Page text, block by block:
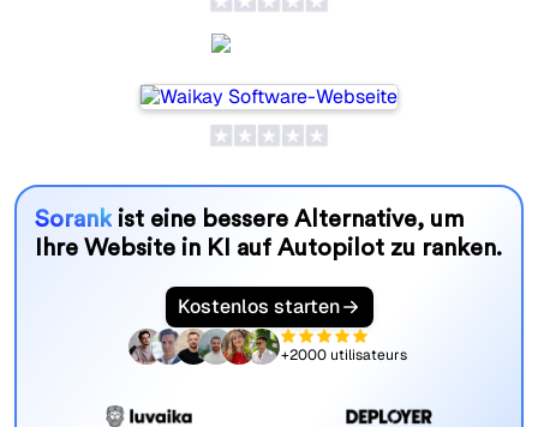
Sorankist eine bessere Alternative, um
Ihre Website in KI auf Autopilot zu ranken.
Kostenlos starten
+2000 utilisateurs